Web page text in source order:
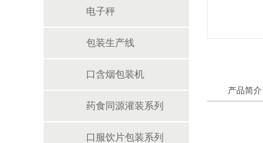
电子秤
包装生产线
口含烟包装机
药食同源灌装系列
口服饮片包装系列
产品简介